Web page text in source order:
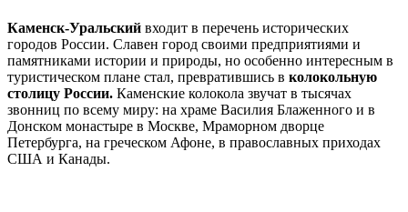
Каменск-Уральский входит в перечень исторических
городов России. Славен город своими предприятиями и
памятниками истории и природы, но особенно интересным в
туристическом плане стал, превратившись в колокольную
столицу России. Каменские колокола звучат в тысячах
звонниц по всему миру: на храме Василия Блаженного и в
Донском монастыре в Москве, Мраморном дворце
Петербурга, на греческом Афоне, в православных приходах
США и Канады.